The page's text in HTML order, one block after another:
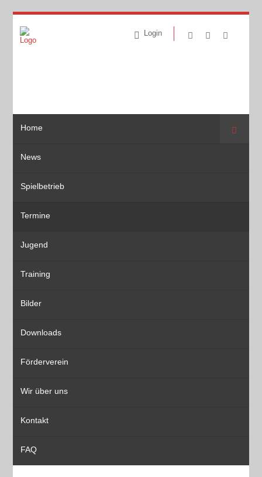
Login
Home
News
Spielbetrieb
Termine
Jugend
Training
Bilder
Downloads
Förderverein
Wir über uns
Kontakt
FAQ
Suche